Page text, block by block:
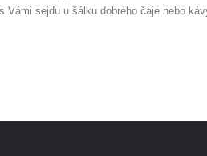
Vámi sejdu u šálku dobrého čaje nebo